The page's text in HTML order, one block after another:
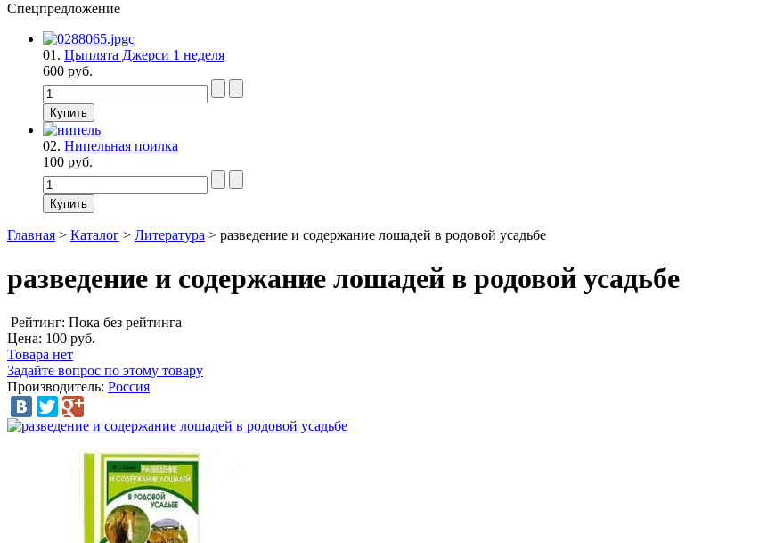
Спецпредложение
01. Цыплята Джерси 1 неделя
600 руб.
02. Нипельная поилка
100 руб.
Главная > Каталог > Литература > разведение и содержание лошадей в родовой усадьбе
разведение и содержание лошадей в родовой усадьбе
Рейтинг: Пока без рейтинга
Цена: 100 руб.
Товара нет
Задайте вопрос по этому товару
Производитель: Россия